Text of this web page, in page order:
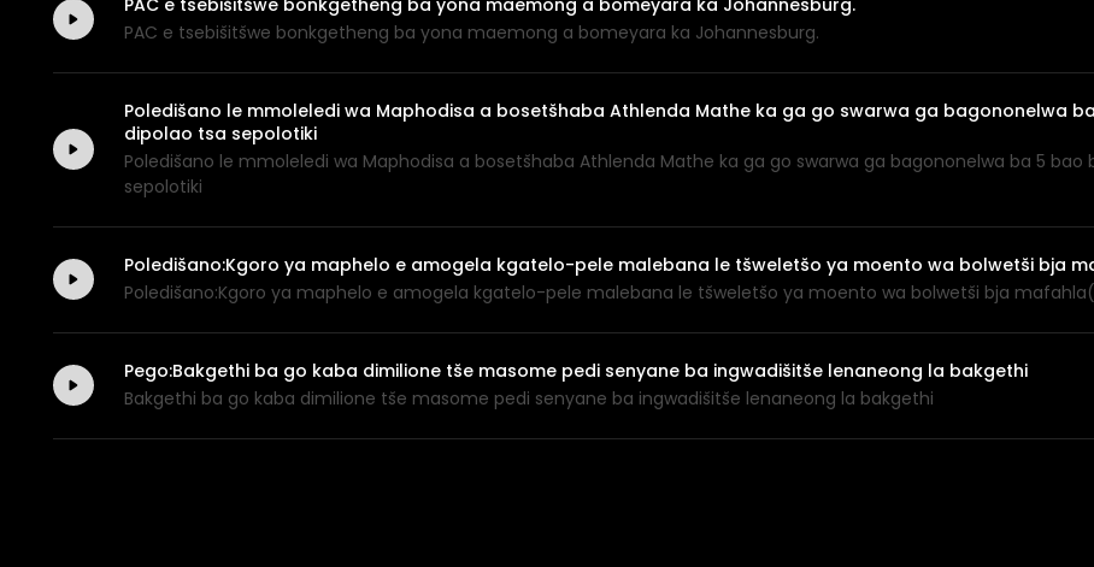
PAC e tsebišitšwe bonkgetheng ba yona maemong a bomeyara ka Johannesburg.
Poledišano le mmoleledi wa Maphodisa a bosetšhaba Athlenda Mathe ka ga go swarwa ga bagononelwa
dipolao tsa sepolotiki
Poledišano le mmoleledi wa Maphodisa a bosetšhaba Athlenda Mathe ka ga go swarwa ga bagononelwa ba 5
sepolotiki
Poledišano:Kgoro ya maphelo e amogela kgatelo-pele malebana le tšweletšo ya moento wa bolwetši bja
Poledišano:Kgoro ya maphelo e amogela kgatelo-pele malebana le tšweletšo ya moento wa bolwetši bja
Pego:Bakgethi ba go kaba dimilione tše masome pedi senyane ba ingwadišitše lenaneong la bakgethi
Bakgethi ba go kaba dimilione tše masome pedi senyane ba ingwadišitše lenaneong la bakgethi